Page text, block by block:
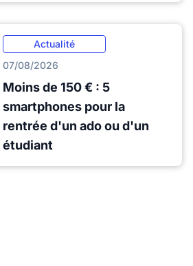
Actualité
07/08/2026
Moins de 150 € : 5
smartphones pour la
rentrée d'un ado ou d'un
étudiant